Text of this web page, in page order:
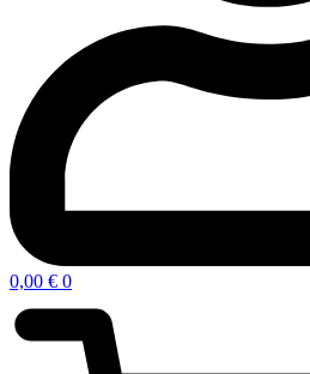
0,00 € 0